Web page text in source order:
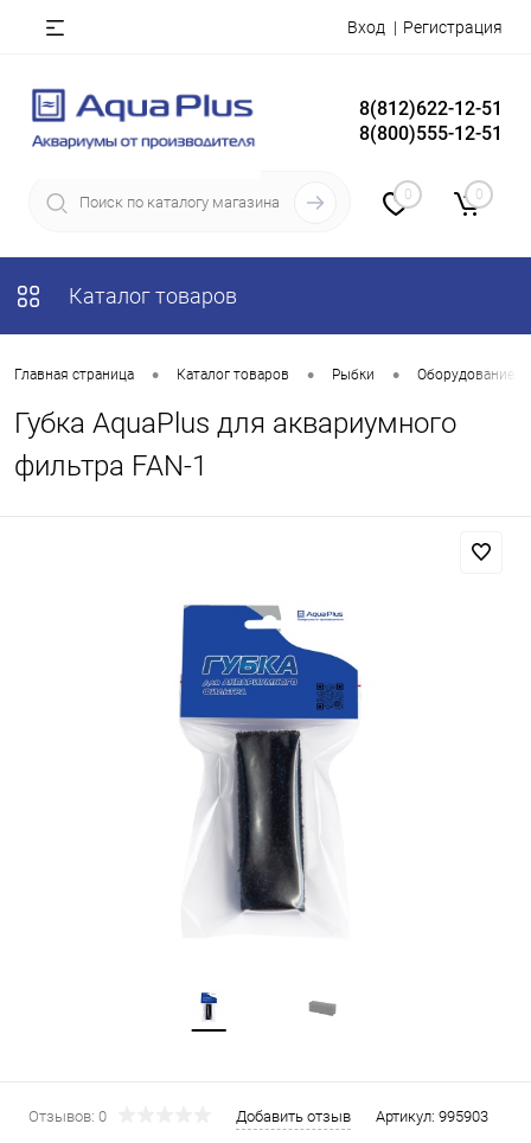
Вход Регистрация
8(812)622-12-51
8(800)555-12-51
0 0
Каталог товаров
Главная страница • Каталог товаров • Рыбки • Оборудование
Губка AquaPlus для аквариумного
фильтра FAN-1
Отзывов: 0 Добавить отзыв Артикул: 995903